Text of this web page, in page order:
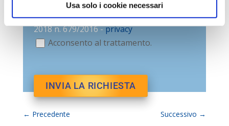
Usa solo i cookie necessari
Trattamento dei dati ai sensi del GDPR
2018 n. 679/2016 -privacy
Acconsento al trattamento.
← Precedente Successivo →